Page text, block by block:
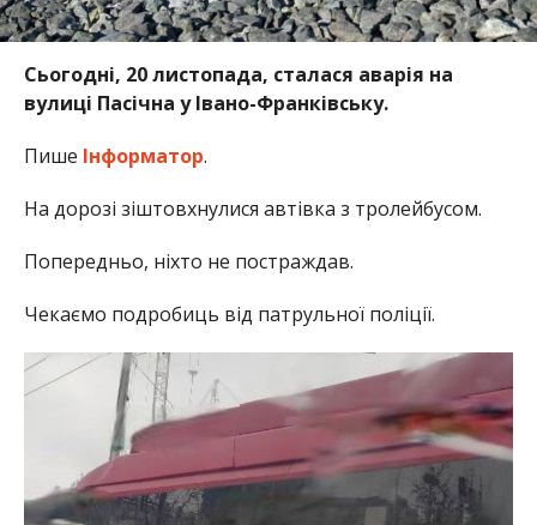
Сьогодні, 20 листопада, сталася аварія на
вулиці Пасічна у Івано-Франківську.
Пише Інформатор.
На дорозі зіштовхнулися автівка з тролейбусом.
Попередньо, ніхто не постраждав.
Чекаємо подробиць від патрульної поліції.